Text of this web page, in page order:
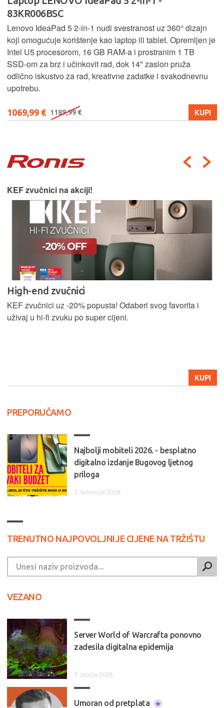
83KR006BSC
Lenovo IdeaPad 5 2‑in‑1 nudi svestranost uz 360° dizajn
koji omogućuje korištenje kao laptop ili tablet. Opremljen je
Intel U5 procesorom, 16 GB RAM-a i prostranim 1 TB
SSD‑om za brz i učinkovit rad, dok 14" zaslon pruža
odlično iskustvo za rad, kreativne zadatke i svakodnevnu
upotrebu.
1069,99 € 1189,99 € KUPI
KEF zvučnici na akciji!
High-end zvučnici
KEF zvučnici uz -20% popusta! Odaberi svog favorita i
uživaj u hi-fi zvuku po super cijeni.
KUPI
PREPORUČAMO
Najbolji mobiteli 2026. - besplatno
digitalno izdanje Bugovog ljetnog
priloga
2. kolovoza 2026.
TRENUTNO NAJPOVOLJNIJE CIJENE NA TRŽIŠTU
VEZANO
Server World of Warcrafta ponovno
zadesila digitalna epidemija
7. srpnja 2026.
Umoran od pretplata